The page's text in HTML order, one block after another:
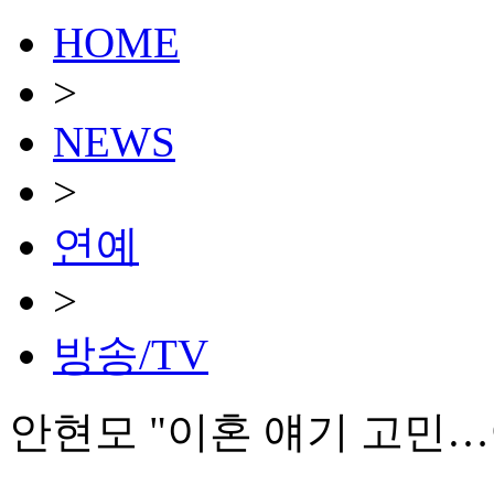
HOME
>
NEWS
>
연예
>
방송/TV
안현모 "이혼 얘기 고민